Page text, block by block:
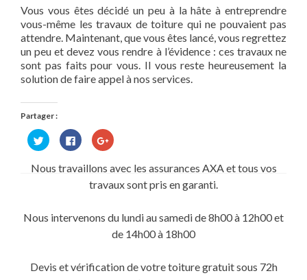
Vous vous êtes décidé un peu à la hâte à entreprendre
vous-même les travaux de toiture qui ne pouvaient pas
attendre. Maintenant, que vous êtes lancé, vous regrettez
un peu et devez vous rendre à l’évidence : ces travaux ne
sont pas faits pour vous. Il vous reste heureusement la
solution de faire appel à nos services.
Partager :
Cliquez
pour
partager
Twitter(ouvre
Cliquez
pour
partager
sur
Facebook(ouvre
dans
une
Cliquez
pour
Google+
dans
fenêtre)
Nous travaillons avec les assurances AXA et tous vos
travaux sont pris en garanti.
Nous intervenons du lundi au samedi de 8h00 à 12h00 et
de 14h00 à 18h00
Devis et vérification de votre toiture gratuit sous 72h